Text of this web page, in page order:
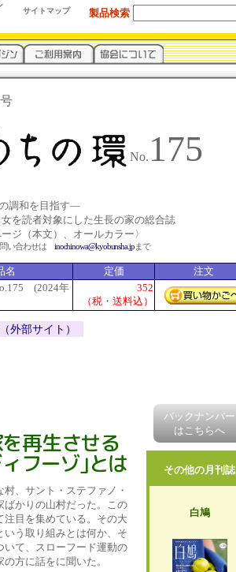
サイトマップ 製品検索
No. 175
調和を目指す―
を読者対象にした生長の家の総合誌
ージ（本文）、オールカラー〉
い合わせは inochinowa@kyobunsha.jpまで
名 定価
注文
(2024年
352
（税・送料込）
外部サイト）
再生させる
フーゾ｣とは
、サント・ステファノ・
ばかりの山村だった。この
注目を集めている。その大
いう取り組みとは何か、そ
いて、スローフード運動の
方に話をに聞いた。
バックナンバー
はこちらへ
その他の月刊誌
白鳩